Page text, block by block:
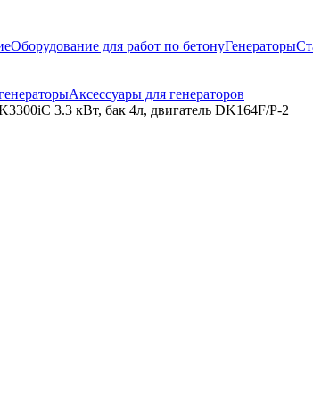
Оборудование для работ по бетонуГенераторы
Аксессуары для генераторов
3.3 кВт, бак 4л, двигатель DK164F/P-2